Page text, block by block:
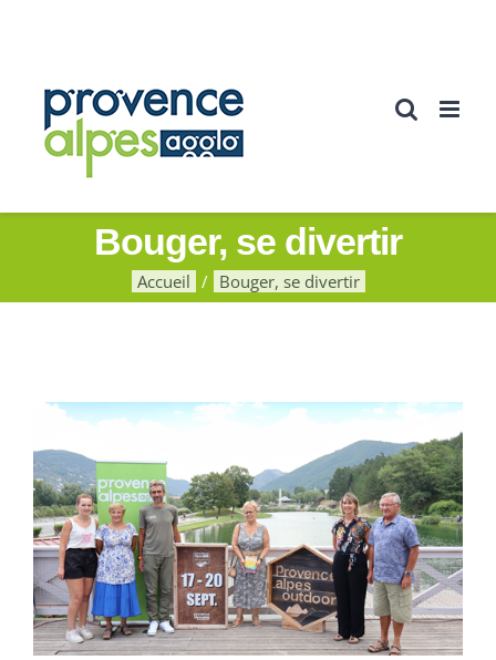
Bouger, se divertir
Accueil Bouger, se divertir